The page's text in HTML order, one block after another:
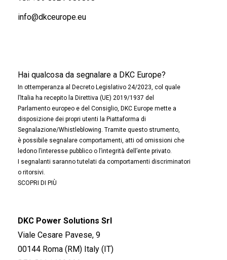
info@dkceurope.eu
Hai qualcosa da segnalare a DKC Europe?
In ottemperanza al Decreto Legislativo 24/2023, col quale
l’Italia ha recepito la Direttiva (UE) 2019/1937 del
Parlamento europeo e del Consiglio, DKC Europe mette a
disposizione dei propri utenti la Piattaforma di
Segnalazione/Whistleblowing. Tramite questo strumento,
è possibile segnalare comportamenti, atti od omissioni che
ledono l’interesse pubblico o l’integrità dell’ente privato.
I segnalanti saranno tutelati da comportamenti discriminatori
o ritorsivi.
SCOPRI DI PIÙ
DKC Power Solutions Srl
Viale Cesare Pavese, 9
00144 Roma (RM) Italy (IT)